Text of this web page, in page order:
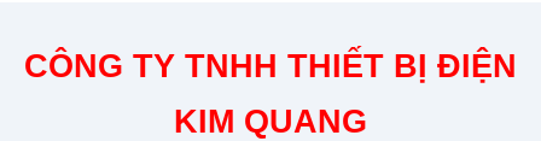
CÔNG TY TNHH THIẾT BỊ ĐIỆN
KIM QUANG